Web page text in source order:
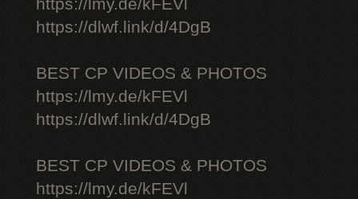
https://lmy.de/kFEVl
https://dlwf.link/d/4DgB
BEST CP VIDEOS & PHOTOS
https://lmy.de/kFEVl
https://dlwf.link/d/4DgB
BEST CP VIDEOS & PHOTOS
https://lmy.de/kFEVl